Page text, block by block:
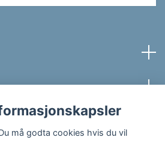
må godta cookies hvis du vil